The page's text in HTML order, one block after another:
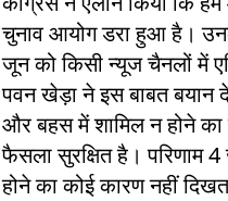
चुनाव आयोग डरा हुआ है।
जून को किसी न्यूज चैनलों में
पवन खेड़ा ने इस बाबत बयान
और बहस में शामिल न होने
फैसला सुरक्षित है।
होने का कोई कारण नहीं